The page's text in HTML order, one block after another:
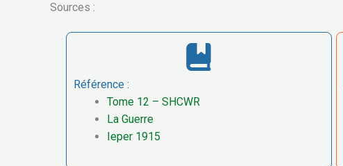
Sources :
Référence :
Tome 12 – SHCWR
La Guerre
Ieper 1915